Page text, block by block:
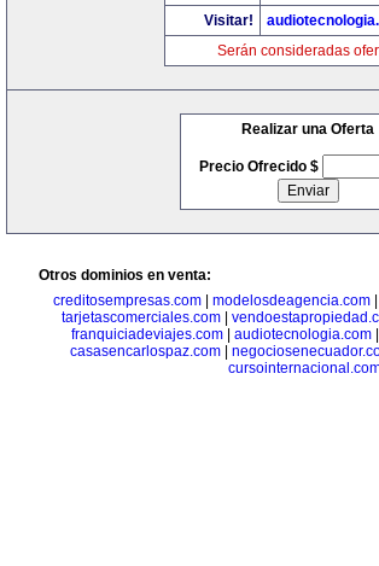
Visitar!
Serán consideradas
Realizar una Oferta
Precio Ofrecido $
Otros dominios en venta:
creditosempresas.com| modelosdeagencia.com
tarjetascomerciales.com|
franquiciadeviajes.com| audiotecnologia.com
casasencarlospaz.com|